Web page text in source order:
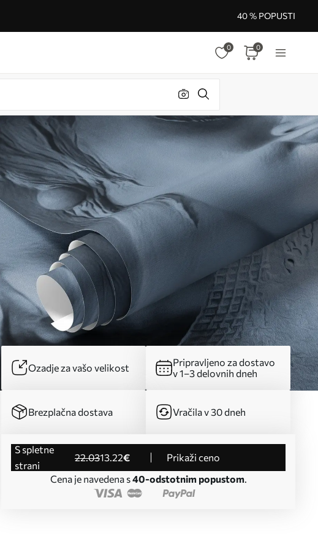
40 % POPUSTI
0 0
Ozadje za vašo velikost
Pripravljeno za dostavo
v 1–3 delovnih dneh
Brezplačna dostava Vračila v 30 dneh
s spletne
strani
22.0313.22€
Prikaži ceno
Cena je navedena s40-odstotnim popustom.